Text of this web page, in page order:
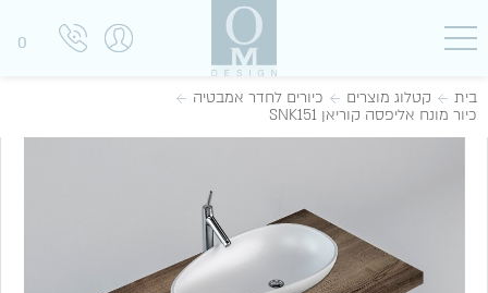
0
בית קטלוג מוצרים
כיורים לחדר אמבטיה
כיור מונח אליפסה קוריאן SNK151